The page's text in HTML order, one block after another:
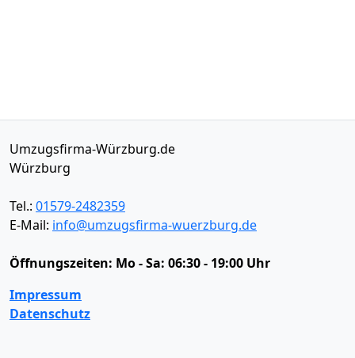
Umzugsfirma-Würzburg.de
Würzburg
Tel.: 01579-2482359
E-Mail: info@umzugsfirma-wuerzburg.de
Öffnungszeiten: Mo - Sa: 06:30 - 19:00 Uhr
Impressum
Datenschutz